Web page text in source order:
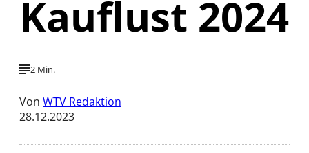
Kauflust 2024
2 Min.
Von WTV Redaktion
28.12.2023